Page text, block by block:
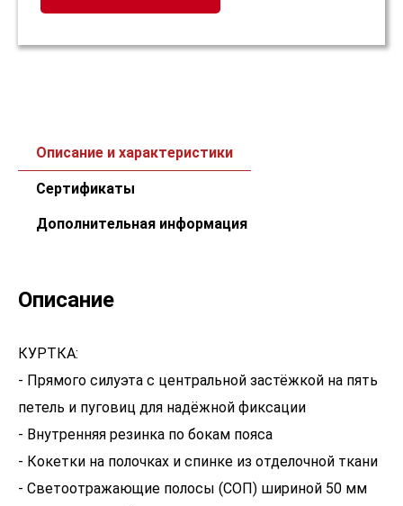
Описание и характеристики
Сертификаты
Дополнительная информация
Описание
КУРТКА:
- Прямого силуэта с центральной застёжкой на пять
петель и пуговиц для надёжной фиксации
- Внутренняя резинка по бокам пояса
- Кокетки на полочках и спинке из отделочной ткани
- Светоотражающие полосы (СОП) шириной 50 мм